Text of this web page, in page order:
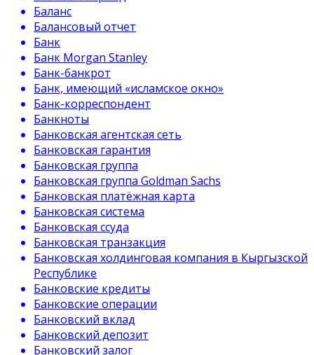
Баланс
Балансовый отчет
Банк
Банк Morgan Stanley
Банк-банкрот
Банк, имеющий «исламское окно»
Банк-корреспондент
Банкноты
Банковская агентская сеть
Банковская гарантия
Банковская группа
Банковская группа Goldman Sachs
Банковская платёжная карта
Банковская система
Банковская ссуда
Банковская транзакция
Банковская холдинговая компания в Кыргызской
Республике
Банковские кредиты
Банковские операции
Банковский вклад
Банковский депозит
Банковский залог